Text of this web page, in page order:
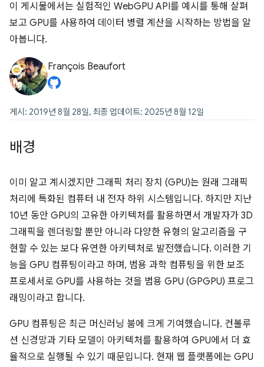
이 게시물에서는 실험적인 WebGPU API를 예시를 통해 살펴
보고 GPU를 사용하여 데이터 병렬 계산을 시작하는 방법을 알
아봅니다.
François Beaufort
게시: 2019년 8월 28일, 최종 업데이트: 2025년 8월 12일
배경
이미 알고 계시겠지만 그래픽 처리 장치 (GPU)는 원래 그래픽
처리에 특화된 컴퓨터 내 전자 하위 시스템입니다. 하지만 지난
10년 동안 GPU의 고유한 아키텍처를 활용하면서 개발자가 3D
그래픽을 렌더링할 뿐만 아니라 다양한 유형의 알고리즘을 구
현할 수 있는 보다 유연한 아키텍처로 발전했습니다. 이러한 기
능을 GPU 컴퓨팅이라고 하며, 범용 과학 컴퓨팅을 위한 보조
프로세서로 GPU를 사용하는 것을 범용 GPU (GPGPU) 프로그
래밍이라고 합니다.
GPU 컴퓨팅은 최근 머신러닝 붐에 크게 기여했습니다. 컨볼루
션 신경망과 기타 모델이 아키텍처를 활용하여 GPU에서 더 효
율적으로 실행될 수 있기 때문입니다. 현재 웹 플랫폼에는 GPU